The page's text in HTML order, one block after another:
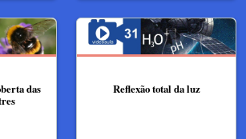
das
Reflexão total da luz​